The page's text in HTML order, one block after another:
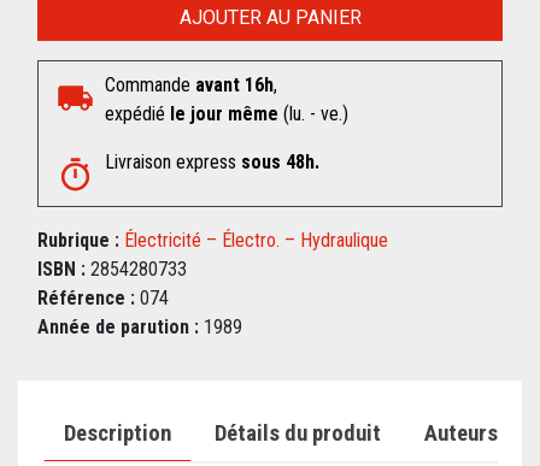
AJOUTER AU PANIER
Commande avant 16h,
expédié le jour même (lu. - ve.)
Livraison express sous 48h.
Rubrique : Électricité – Électro. – Hydraulique
ISBN : 2854280733
Référence : 074
Année de parution : 1989
Description Détails du produit Auteurs